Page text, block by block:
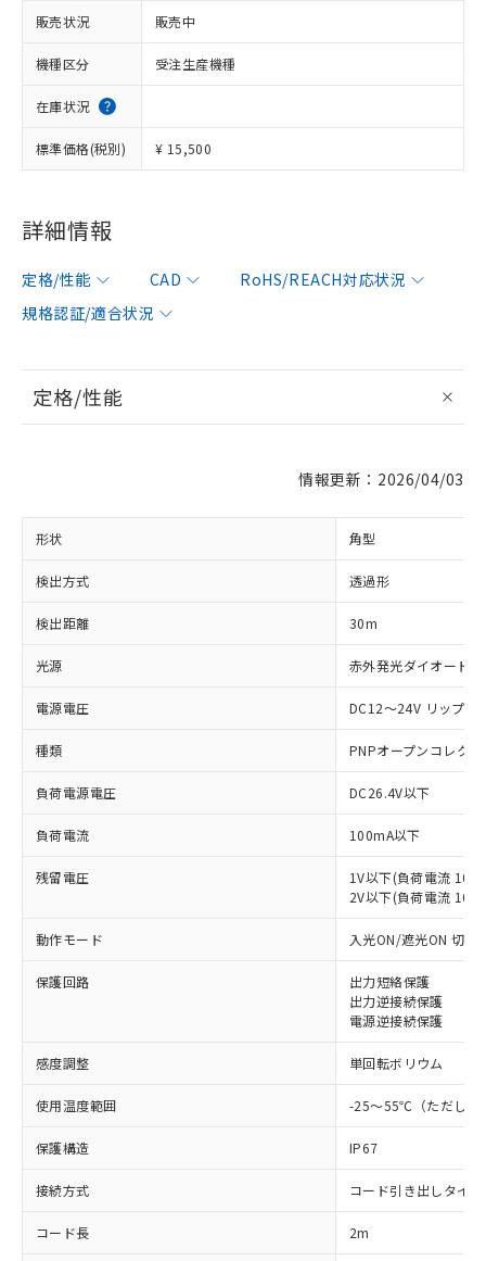
販売状況 販売中
機種区分 受注生産機種
在庫状況
標準価格(税別) ¥ 15,500
詳細情報
定格/性能 CAD
RoHS/REACH対応状況
規格認証/適合状況
定格/性能
情報更新：2026/04/03
形状 角型
検出方式 透過形
検出距離 30m
光源 赤外発光ダイオード
電源電圧 DC12～24V リップ
種類 PNPオープンコレクタ
負荷電源電圧 DC26.4V以下
負荷電流 100mA以下
残留電圧
1V以下(負荷電流
2V以下(負荷電流 10
動作モード 入光ON/遮光ON 切替
保護回路
出力短絡保護
出力逆接続保護
電源逆接続保護
感度調整 単回転ボリウム
使用温度範囲 -25～55℃（ただし、
保護構造 IP67
接続方式 コード引き出しタイプ
コード長 2m